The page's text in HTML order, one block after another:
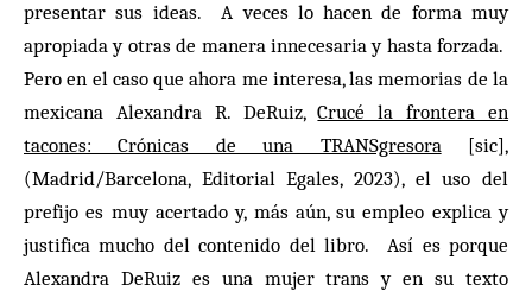
presentar sus ideas. A veces lo hacen de forma muy
apropiada y otras de manera innecesaria y hasta forzada.
Pero en el caso que ahora me interesa, las memorias de la
mexicana Alexandra R. DeRuiz,Crucé la frontera en
tacones: Crónicas de una TRANSgresora[sic],
(Madrid/Barcelona, Editorial Egales, 2023), el uso del
prefijo es muy acertado y, más aún, su empleo explica y
justifica mucho del contenido del libro. Así es porque
Alexandra DeRuiz es una mujer trans y en su texto